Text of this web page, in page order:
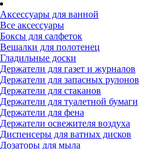
Аксессуары для ванной
Все аксессуары
Боксы для салфеток
Вешалки для полотенец
Гладильные доски
Держатели для газет и журналов
Держатели для запасных рулонов
Держатели для стаканов
Держатели для туалетной бумаги
Держатели для фена
Держатели освежителя воздуха
Диспенсеры для ватных дисков
Дозаторы для мыла